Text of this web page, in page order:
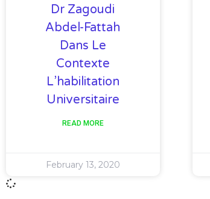
Dr Zagoudi
Abdel-Fattah
Dans Le
Contexte
L’habilitation
Universitaire
READ MORE
February 13, 2020